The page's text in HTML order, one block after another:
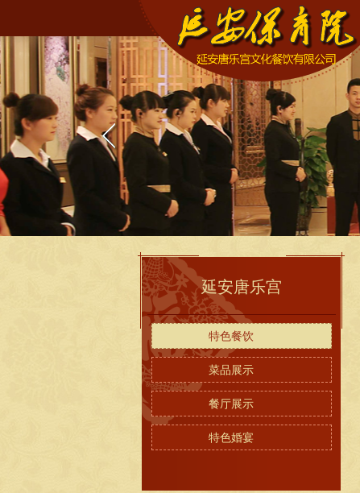
延安唐乐宫
特色餐饮
菜品展示
餐厅展示
特色婚宴